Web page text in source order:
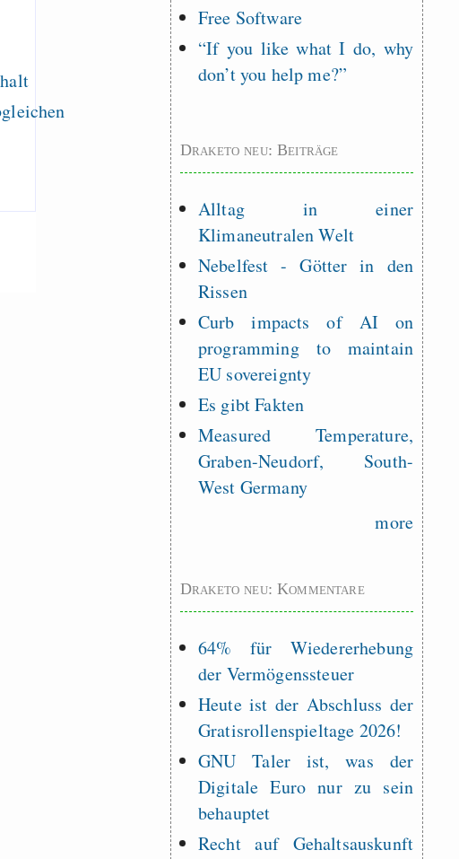
Free Software
“If you like what I do, why
don’t you help me?”
Draketo neu: Beiträge
Alltag in einer
Klimaneutralen Welt
Nebelfest - Götter in den
Rissen
Curb impacts of AI on
programming to maintain
EU sovereignty
Es gibt Fakten
Measured Temperature,
Graben-Neudorf, South-
West Germany
more
Draketo neu: Kommentare
64% für Wiedererhebung
der Vermögenssteuer
Heute ist der Abschluss der
Gratisrollenspieltage 2026!
GNU Taler ist, was der
Digitale Euro nur zu sein
behauptet
Recht auf Gehaltsauskunft